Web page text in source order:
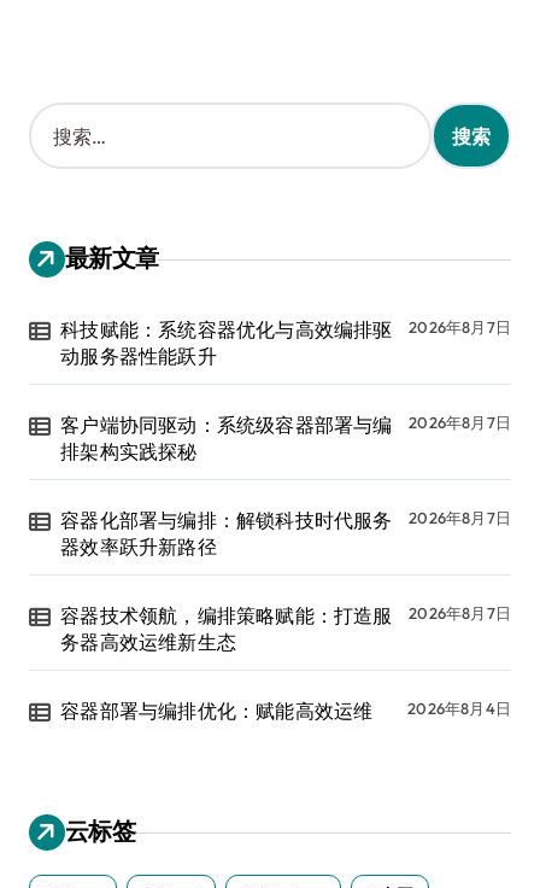
搜
索
：
最新文章
科技赋能：系统容器优化与高效编排驱
动服务器性能跃升
2026年8月7日
客户端协同驱动：系统级容器部署与编
排架构实践探秘
2026年8月7日
容器化部署与编排：解锁科技时代服务
器效率跃升新路径
2026年8月7日
容器技术领航，编排策略赋能：打造服
务器高效运维新生态
2026年8月7日
容器部署与编排优化：赋能高效运维 2026年8月4日
云标签